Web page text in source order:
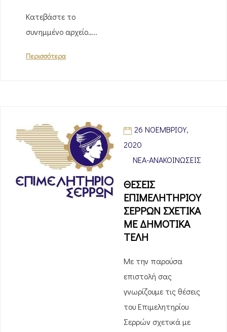
Κατεβάστε το
συνημμένο αρχείο…..
Περισσότερα
26 ΝΟΕΜΒΡΊΟΥ,
2020
ΝΈΑ-ΑΝΑΚΟΙΝΏΣΕΙΣ
ΘΕΣΕΙΣ
ΕΠΙΜΕΛΗΤΗΡΙΟΥ
ΣΕΡΡΩΝ ΣΧΕΤΙΚΑ
ΜΕ ΔΗΜΟΤΙΚΑ
ΤΕΛΗ
Με την παρούσα
επιστολή σας
γνωρίζουμε τις θέσεις
του Επιμελητηρίου
Σερρών σχετικά με